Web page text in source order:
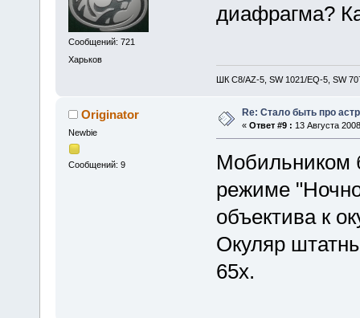
Сообщений: 721
Харьков
диафрагма?
ШК С8/AZ-5, SW 1021/EQ-5, SW
Originator
Newbie
Сообщений: 9
Re: Стало быть про
« Ответ #9 : 13 Августа
Мобильником
режиме
объектива к
Окуляр
65х.